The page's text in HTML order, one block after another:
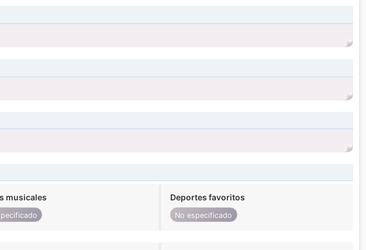
musicales Deportes favoritos
No especificado